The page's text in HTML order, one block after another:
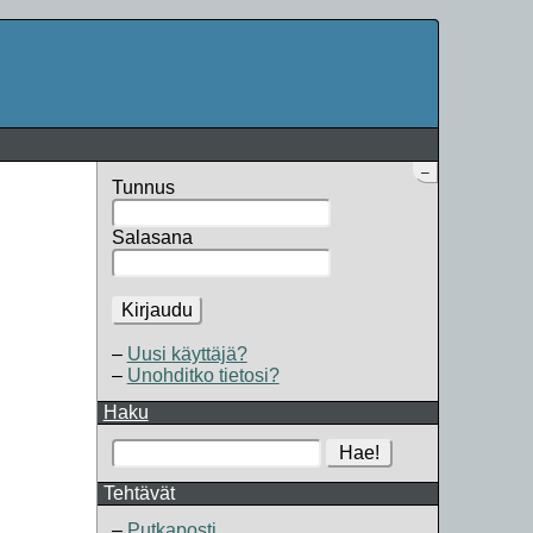
–
Tunnus
Salasana
Kirjaudu
Uusi käyttäjä?
Unohditko tietosi?
Haku
Hae!
Tehtävät